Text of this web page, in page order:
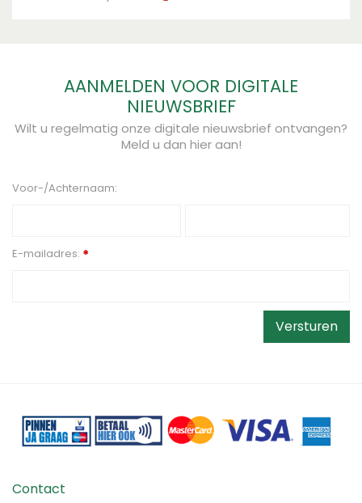
AANMELDEN VOOR DIGITALE
NIEUWSBRIEF
Wilt u regelmatig onze digitale nieuwsbrief ontvangen?
Meld u dan hier aan!
Voor-/Achternaam:
E-mailadres: *
Contact